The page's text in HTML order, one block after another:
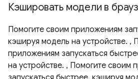
Кэшировать модели в
Помогите своим приложениям
кэшируя модель на устройстве. ,
приложениям запускаться
на устройстве. , Помогите своим